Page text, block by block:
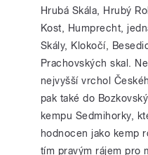
Hrubá Skála, Hrubý
Kost, Humprecht,
Skály, Klokočí,
Prachovských skal.
nejvyšší vrchol
pak také do
kempu Sedmihorky,
hodnocen jako kemp
tím pravým rájem pro